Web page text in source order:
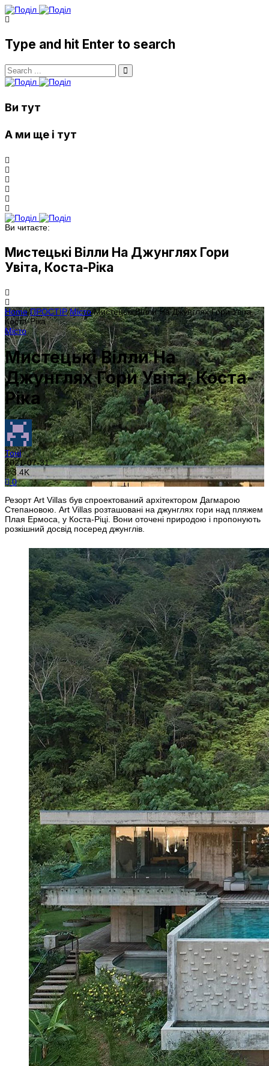
Type and hit Enter to search
Ви тут
А ми ще і тут
Ви читаєте:
Мистецькі Вілли На Джунглях Гори
Увіта, Коста-Ріка
Home/ПРОСТІР/Місто/Мистецькі Вілли На Джунглях Гори Увіта,
Коста-Ріка
Місто
Мистецькі Вілли На
Джунглях Гори Увіта, Коста-
Ріка
Тоні
2021-07-31
3.4K
0
Резорт Art Villas був спроектований архітектором Дагмарою
Степановою. Art Villas розташовані на джунглях гори над пляжем
Плая Ермоса, у Коста-Ріці. Вони оточені природою і пропонують
розкішний досвід посеред джунглів.